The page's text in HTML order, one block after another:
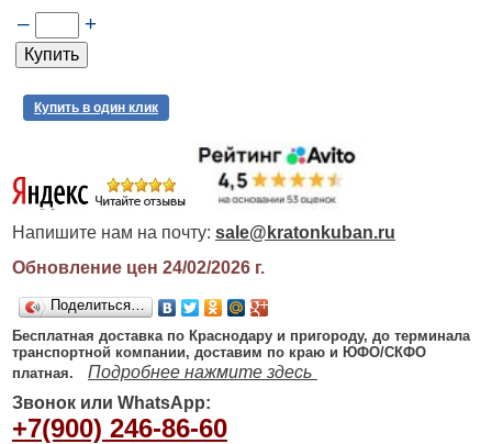
– +
Купить в один клик
Напишите нам на почту: sale@kratonkuban.ru
Обновление цен 24/02/2026г.
Поделиться…
Бесплатная доставка по Краснодару и пригороду, до терминала
транспортной компании, доставим по краю и ЮФО/СКФО
платная.
Подробнее нажмите здесь
Звонок или WhatsApp:
+7(900) 246-86-60